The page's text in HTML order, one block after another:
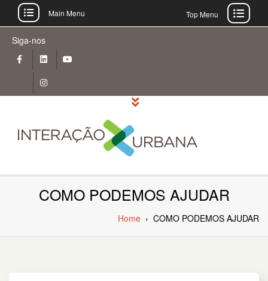
content
Siga-nos
Main Menu Top Menu
COMO PODEMOS AJUDAR
Home › COMO PODEMOS AJUDAR